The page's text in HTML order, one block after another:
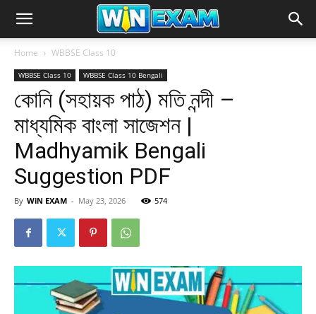
Home WBBSE Class 10
WBBSE Class 10 WBBSE Class 10 Bengali
কোনি (সহায়ক পাঠ) মতি নন্দী –
মাধ্যমিক বাংলা সাজেশন |
Madhyamik Bengali
Suggestion PDF
By WiN EXAM - May 23, 2026 574